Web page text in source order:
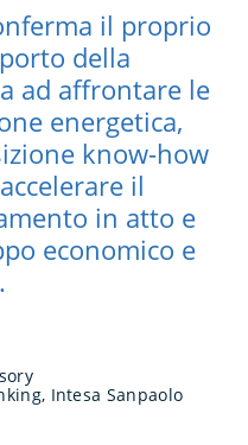
il proprio
della
ad affrontare le
energetica,
know-how
il
in atto e
economico e
Intesa Sanpaolo